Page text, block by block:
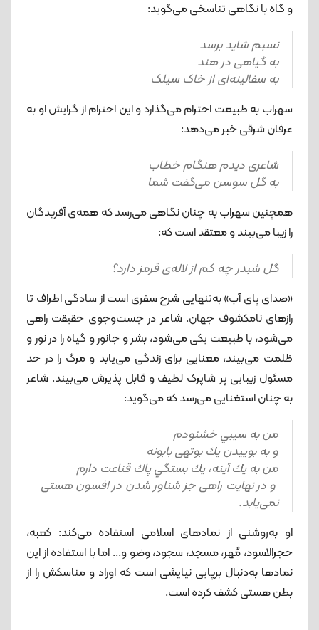
و گاه با نگاهی تناسخی می‌گوید:
نسبم شاید برسد
به گیاهی در هند
به سفالینه‌ای از خاک سیلک
سهراب به طبیعت احترام می‌گذارد و این احترام از گرایش او به
عرفان شرقی خبر می‌دهد:
شاعری دیدم هنگام خطاب
به گل سوسن می‌گفت شما
همچنین سهراب به چنان نگاهی می‌رسد که همه‌ی آفریدگان
را زیبا می‌بیند و معتقد است که:
گل شبدر چه کم از لاله‌ی قرمز دارد؟
«صدای پای آب» به‌تنهایی شرح سفری است از سادگی اطراف تا
رازهای نامکشوف جهان. شاعر در جست‌وجوی حقیقت راهی
می‌شود، با طبیعت یکی می‌شود، بشر و جانور و گیاه را در نور و
ظلمت می‌بیند، معنایی برای زندگی می‌یابد و مرگ را در حد
مسئول زیبایی پر شاپرک لطیف و قابل پذیرش می‌بیند. شاعر
به چنان استغنایی می‌رسد که می‌گوید:
من به سيبي خشنودم
و به بویيدن يك بوته‎ی بابونه
من به يك آينه، يك بستگي پاك قناعت دارم
و در نهایت راهی جز شناور شدن در افسون هستی
نمی‌یابد.
او به‌روشنی از نمادهای اسلامی استفاده می‌کند: کعبه،
حجرالاسود، مُهر، مسجد، سجود، وضو و... اما با استفاده از این
نمادها به‌دنبال برپایی نیایشی است که اوراد و مناسکش را از
بطن هستی کشف کرده است.